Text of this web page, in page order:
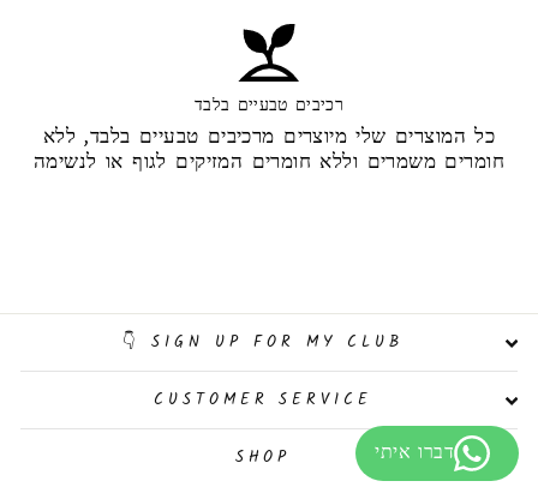
רכיבים טבעיים בלבד
כל המוצרים שלי מיוצרים מרכיבים טבעיים בלבד, ללא
חומרים משמרים וללא חומרים המזיקים לגוף או לנשימה
SIGN UP FOR MY CLUB 👇
CUSTOMER SERVICE
SHOP